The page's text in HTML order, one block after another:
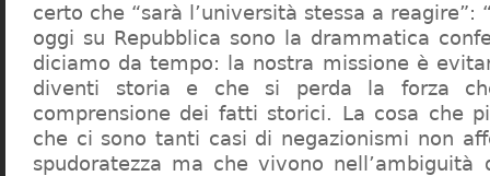
certo che “sarà l’università stessa a reagire”:
oggi su Repubblica sono la drammatica
diciamo da tempo: la nostra missione è
diventi storia e che si perda la forza
comprensione dei fatti storici. La cosa che
che ci sono tanti casi di negazionismi non
spudoratezza ma che vivono nell’ambiguità